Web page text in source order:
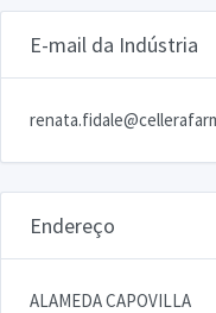
E-mail da Indústria
Endereço
ALAMEDA CAPOVILLA